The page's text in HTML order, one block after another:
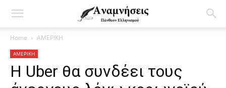
Home ΑΜΕΡΙΚΗ
ΑΜΕΡΙΚΗ
Η Uber θα συνδέει τους